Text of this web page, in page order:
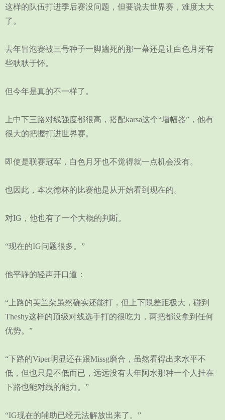
这样的队伍打进季后赛没问题，但要说去世界赛，难度太大
了。
去年冒泡赛被三号种子一脚踹死的那一幕还是让白色月牙有
些耿耿于怀。
但今年是真的不一样了。
上中下三路对线强度都很高，搭配karsa这个“增幅器”，他有
很大的把握打进世界赛。
即使是联赛冠军，白色月牙也不觉得就一点机会没有。
也因此，本次德杯的比赛他是从开始看到现在的。
对IG，他也有了一个大概的判断。
“现在的IG问题很多。”
他平静的轻声开口道：
“上路的芙兰朵虽然确实还能打，但上下限差距极大，碰到
Theshy这样的顶级对线选手打的很吃力，两把都没拿到任何
优势。”
“下路的Viper明显还在跟Missg磨合，虽然看得出来水平不
低，但也只是不低而已，远远没有去年阿水那种一个人挂在
下路也能对线的能力。”
“IG现在的辅助已经无法解放出来了。”